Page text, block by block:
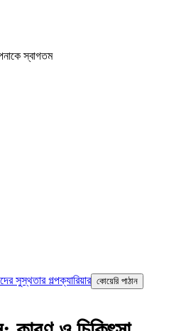
স্বাগতম
সুস্থতার গল্পক্যারিয়ার কোয়েরি পাঠান